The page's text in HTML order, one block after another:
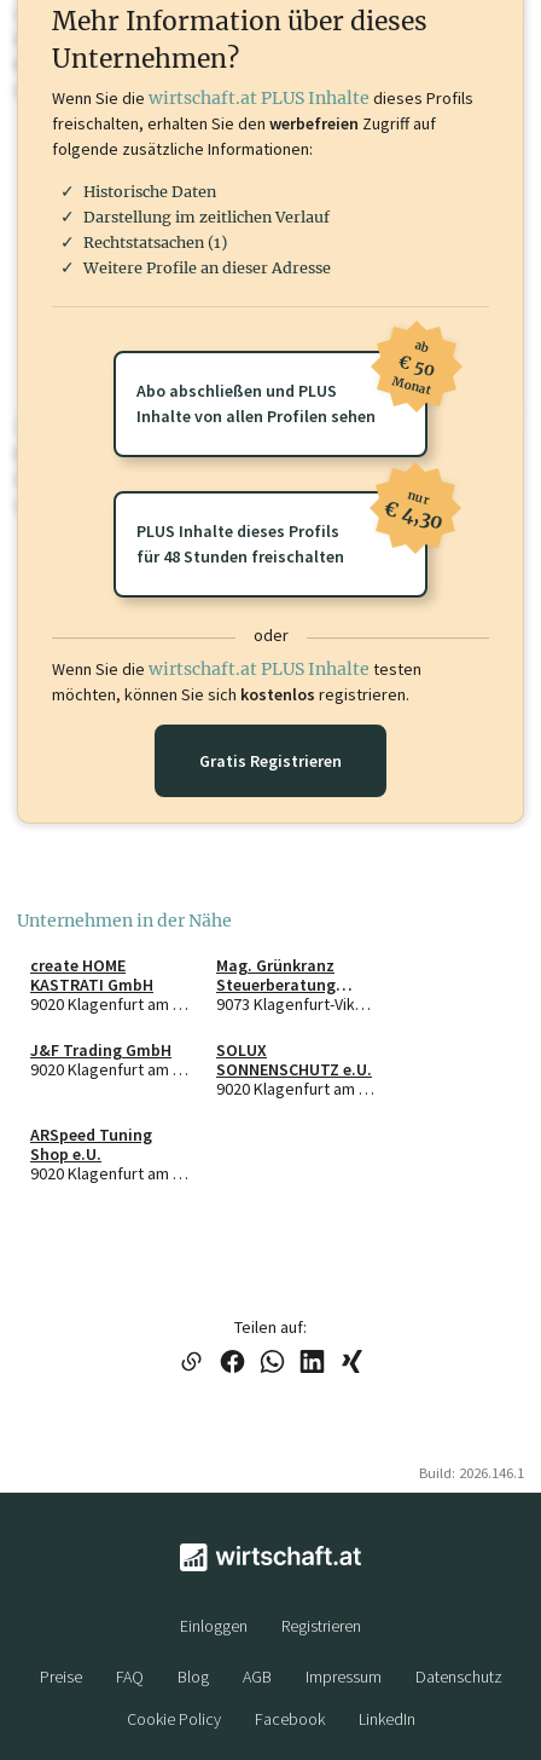
oder loggen Sie sich ein um diese Inhalte zu sehen. wirtschaft.at PLUS
Marken, Patente, Rechtstatsachen, OTS-Aussendungen, und viele
mehr.
wirtschaft.at PLUS
Für dieses Profil gibt es zusätzlichewirtschaft.at PLUS Inhalte
Sie momentan nicht einsehen können. Schalten Sie dieses Profil frei
oder loggen Sie sich ein um diese Inhalte zu sehen.
Mehr Information über dieses
Unternehmen?
Wenn Sie die wirtschaft.at PLUS Inhalte dieses Profils
freischalten, erhalten Sie den werbefreien Zugriff auf
folgende zusätzliche Informationen:
Historische Daten
Darstellung im zeitlichen Verlauf
Rechtstatsachen (1)
Weitere Profile an dieser Adresse
Abo abschließen und PLUS
Inhalte von allen Profilen sehen
ab
€ 50
Monat
PLUS Inhalte dieses Profils
für 48 Stunden freischalten
nur
€ 4,30
oder
Wenn Sie die wirtschaft.at PLUS Inhalte testen
möchten, können Sie sich kostenlos registrieren.
Gratis Registrieren
Unternehmen in der Nähe
create HOME
KASTRATI GmbH
9020 Klagenfurt am Wörthersee
Mag. Grünkranz
Steuerberatung
GmbH
9073 Klagenfurt-Viktring
J&F Trading GmbH
9020 Klagenfurt am Wörthersee
SOLUX
SONNENSCHUTZ e.U.
9020 Klagenfurt am Wörthersee
ARSpeed Tuning
Shop e.U.
9020 Klagenfurt am Wörthersee
Teilen auf:
Build: 2026.146.1
Einloggen Registrieren
Preise FAQ Blog AGB Impressum
Datenschutz
Cookie Policy
Facebook LinkedIn